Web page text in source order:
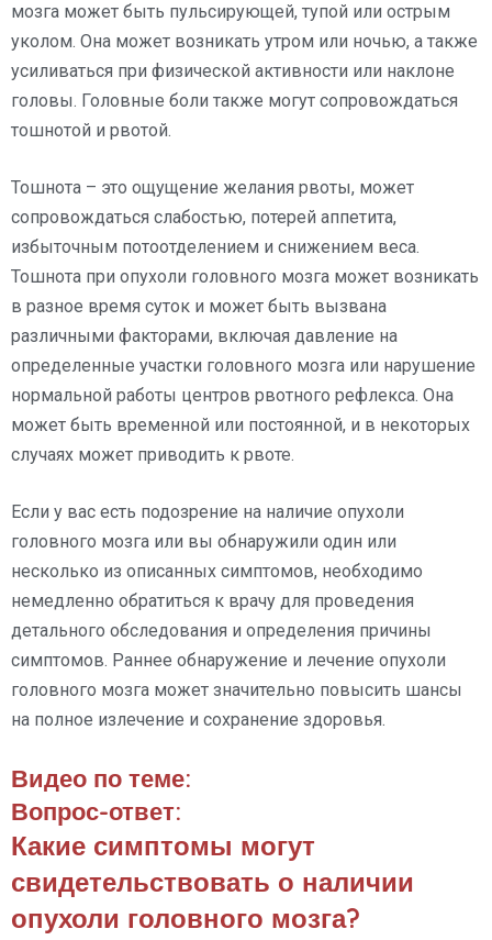
мозга может быть пульсирующей, тупой или острым
уколом. Она может возникать утром или ночью, а также
усиливаться при физической активности или наклоне
головы. Головные боли также могут сопровождаться
тошнотой и рвотой.
Тошнота – это ощущение желания рвоты, может
сопровождаться слабостью, потерей аппетита,
избыточным потоотделением и снижением веса.
Тошнота при опухоли головного мозга может возникать
в разное время суток и может быть вызвана
различными факторами, включая давление на
определенные участки головного мозга или нарушение
нормальной работы центров рвотного рефлекса. Она
может быть временной или постоянной, и в некоторых
случаях может приводить к рвоте.
Если у вас есть подозрение на наличие опухоли
головного мозга или вы обнаружили один или
несколько из описанных симптомов, необходимо
немедленно обратиться к врачу для проведения
детального обследования и определения причины
симптомов. Раннее обнаружение и лечение опухоли
головного мозга может значительно повысить шансы
на полное излечение и сохранение здоровья.
Видео по теме:
Вопрос-ответ:
Какие симптомы могут
свидетельствовать о наличии
опухоли головного мозга?